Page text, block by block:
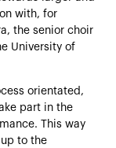
with, for
the senior choir
University of
orientated,
part in the
This way
to the